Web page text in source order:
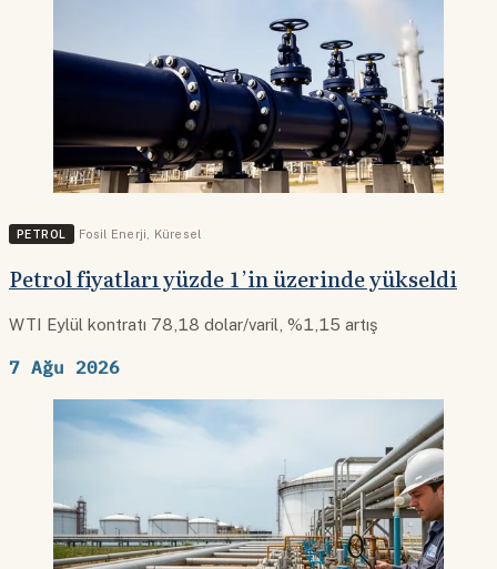
PETROL Fosil Enerji Küresel
Petrol fiyatları yüzde 1’in üzerinde yükseldi
WTI Eylül kontratı 78,18 dolar/varil, %1,15 artış
7 Ağu 2026